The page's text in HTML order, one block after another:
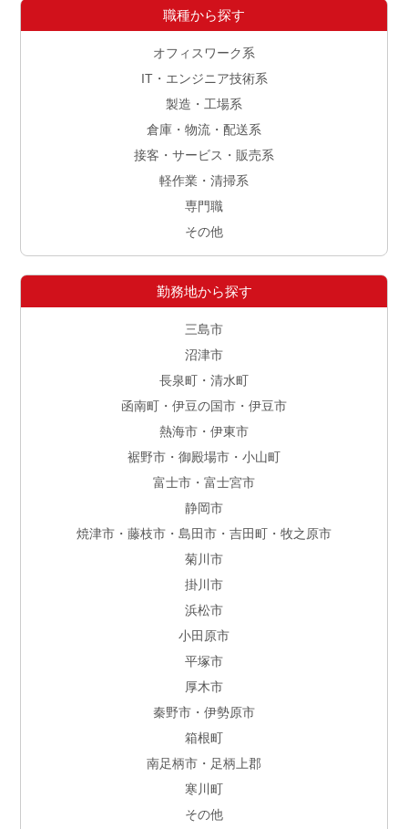
職種から探す
オフィスワーク系
IT・エンジニア技術系
製造・工場系
倉庫・物流・配送系
接客・サービス・販売系
軽作業・清掃系
専門職
その他
勤務地から探す
三島市
沼津市
長泉町・清水町
函南町・伊豆の国市・伊豆市
熱海市・伊東市
裾野市・御殿場市・小山町
富士市・富士宮市
静岡市
焼津市・藤枝市・島田市・吉田町・牧之原市
菊川市
掛川市
浜松市
小田原市
平塚市
厚木市
秦野市・伊勢原市
箱根町
南足柄市・足柄上郡
寒川町
その他